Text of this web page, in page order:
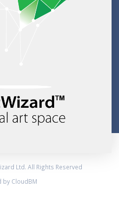
Ltd. All Rights Reserved
by CloudBM